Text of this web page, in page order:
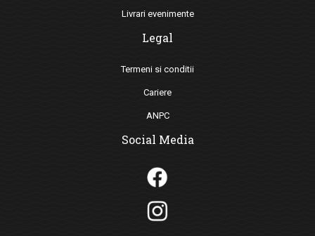
Livrari evenimente
Legal
Termeni si conditii
Cariere
ANPC
Social Media